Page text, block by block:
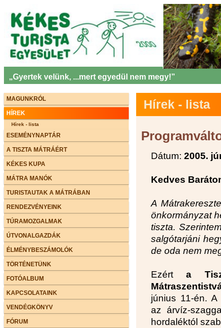
„Gyertek velünk, ...mert egyedül nem megy!”
MAGUNKRÓL
HÍREK
Hírek - lista
ESEMÉNYNAPTÁR
A TISZTA MÁTRÁÉRT
KÉKES KUPA
MÁTRA MANÓK
TURISTAUTAK A MÁTRÁBAN
RENDEZVÉNYEINK
TÚRAMOZGALMAK
ÚTVONALGAZDÁK
ÉLMÉNYBESZÁMOLÓK
TÖRTÉNETÜNK
FOTÓALBUM
KAPCSOLATAINK
VENDÉGKÖNYV
FÓRUM
Hírek - lista
Dátum: 2005.
Kedves
A
önkormányzat
tiszta.
salgótarjáni
de oda nem
Ezérta
június 11-én. A
az árvíz-
hordaléktól